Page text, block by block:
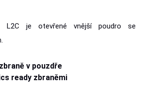
L2C je otevřené vnější poudro se
v pouzdře
ready zbraněmi